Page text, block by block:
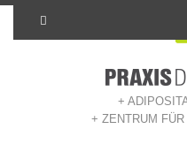
+
+ ZENTRUM